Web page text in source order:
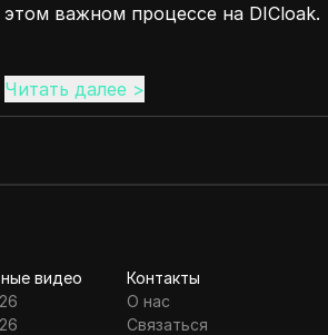
этом важном процессе на DICloak.
Читать далее>
видео
Контакты
О нас
Связаться